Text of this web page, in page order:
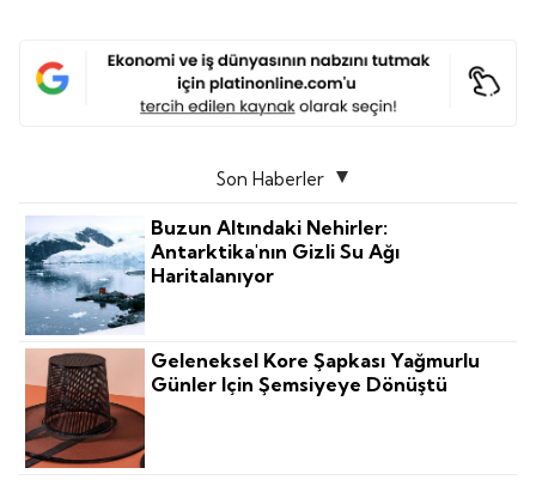
Son Haberler
Buzun Altındaki Nehirler:
Antarktika'nın Gizli Su Ağı
Haritalanıyor
Geleneksel Kore Şapkası Yağmurlu
Günler Için Şemsiyeye Dönüştü